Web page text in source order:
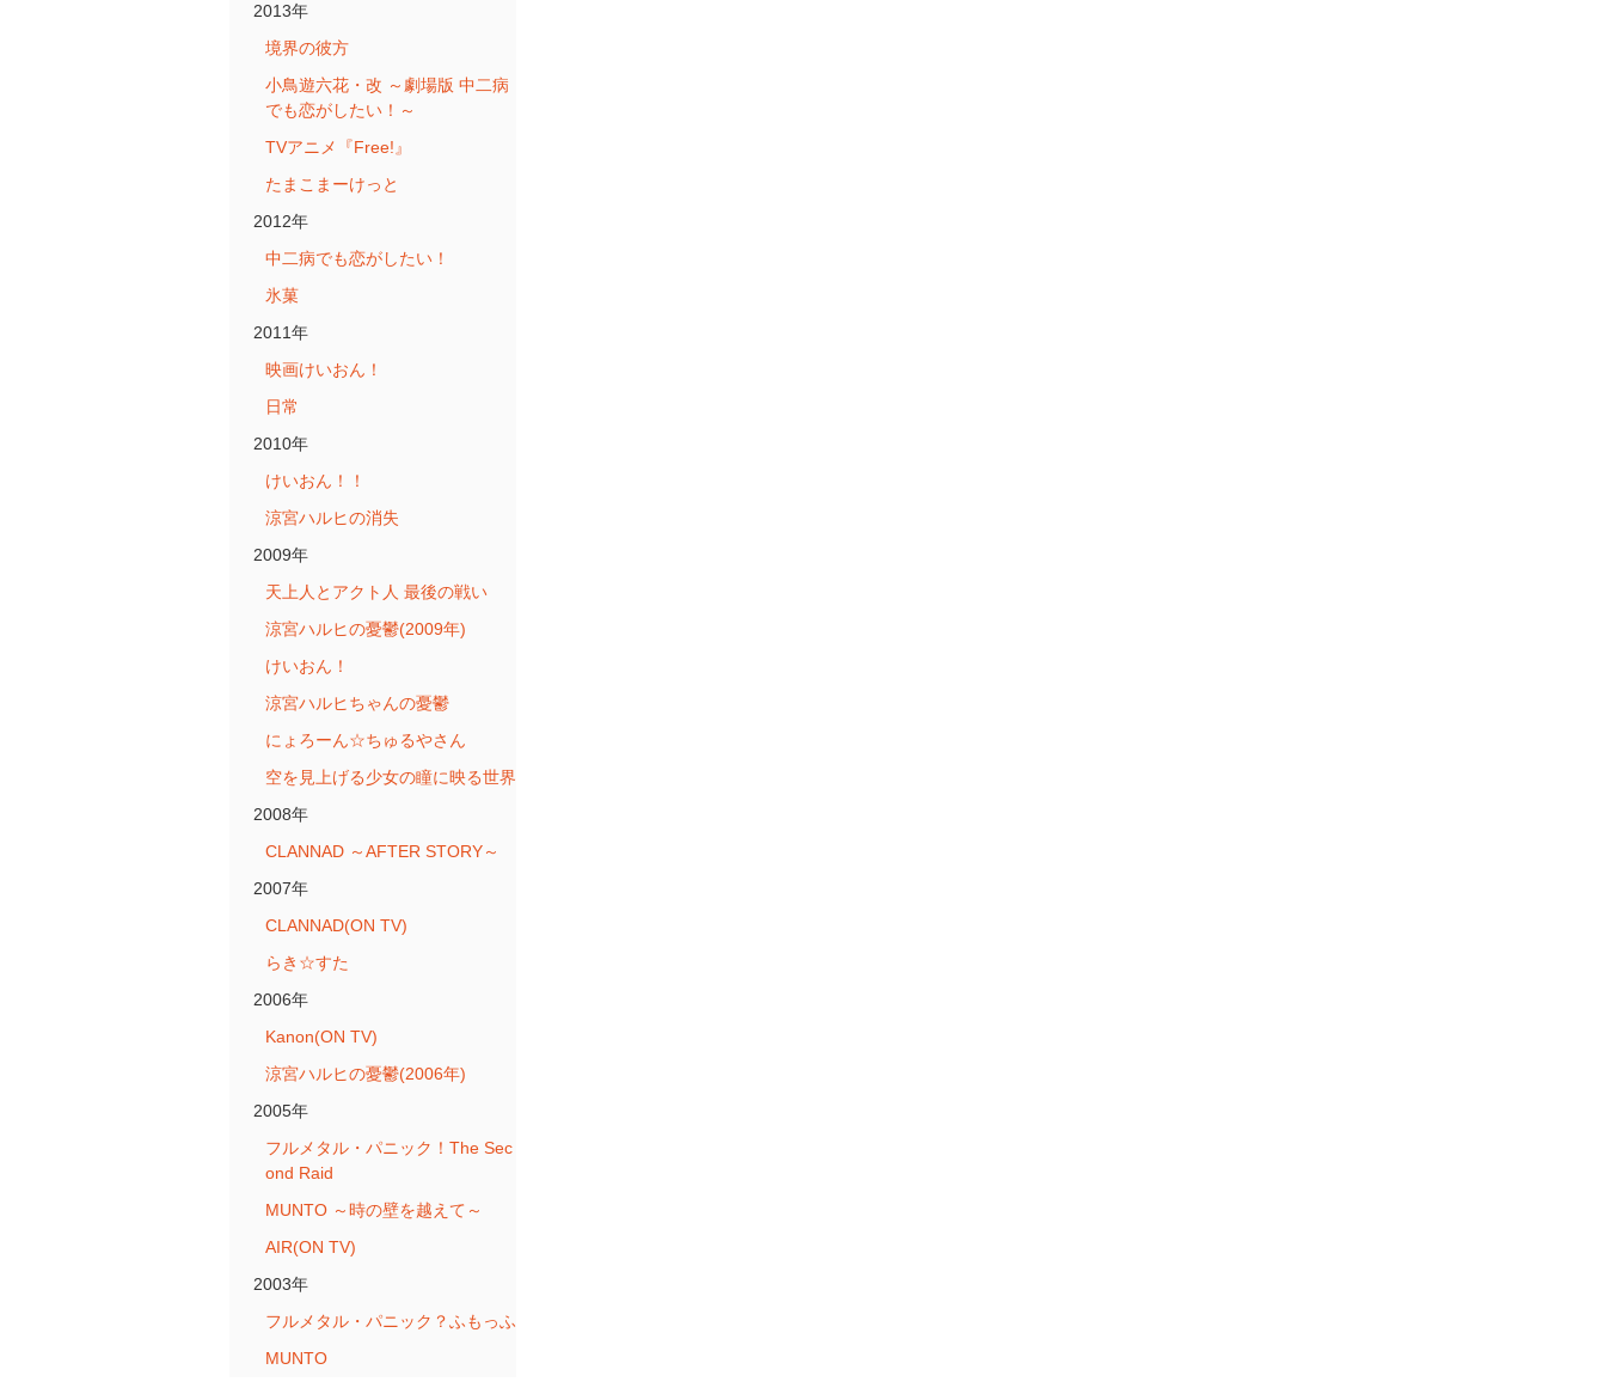
2013年
境界の彼方
小鳥遊六花・改 ～劇場版 中二病
でも恋がしたい！～
TVアニメ『Free!』
たまこまーけっと
2012年
中二病でも恋がしたい！
氷菓
2011年
映画けいおん！
日常
2010年
けいおん！！
涼宮ハルヒの消失
2009年
天上人とアクト人 最後の戦い
涼宮ハルヒの憂鬱(2009年)
けいおん！
涼宮ハルヒちゃんの憂鬱
にょろーん☆ちゅるやさん
空を見上げる少女の瞳に映る世界
2008年
CLANNAD ～AFTER STORY～
2007年
CLANNAD(ON TV)
らき☆すた
2006年
Kanon(ON TV)
涼宮ハルヒの憂鬱(2006年)
2005年
フルメタル・パニック！The Sec
ond Raid
MUNTO ～時の壁を越えて～
AIR(ON TV)
2003年
フルメタル・パニック？ふもっふ
MUNTO